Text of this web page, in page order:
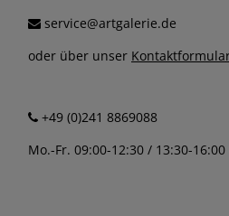
service@artgalerie.de
oder über unser
+49 (0)241 8869088
Mo.-Fr. 09:00-12:30 / 13:30-